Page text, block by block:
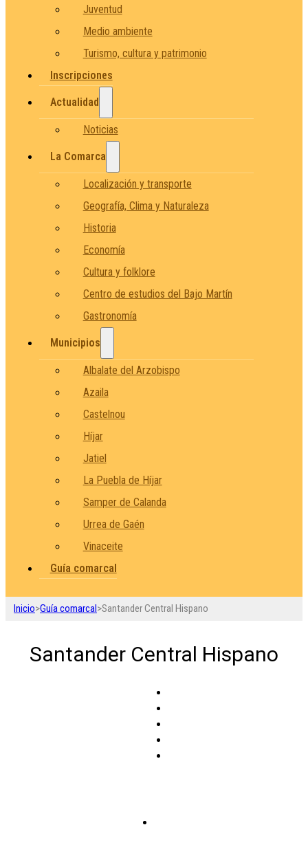
Juventud
Medio ambiente
Turismo, cultura y patrimonio
Inscripciones
Actualidad
Noticias
La Comarca
Localización y transporte
Geografía, Clima y Naturaleza
Historia
Economía
Cultura y folklore
Centro de estudios del Bajo Martín
Gastronomía
Municipios
Albalate del Arzobispo
Azaila
Castelnou
Híjar
Jatiel
La Puebla de Híjar
Samper de Calanda
Urrea de Gaén
Vinaceite
Guía comarcal
Inicio>Guía comarcal>Santander Central Hispano
Santander Central Hispano